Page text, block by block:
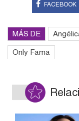
FACEBOOK
MÁS DE
Only Fama